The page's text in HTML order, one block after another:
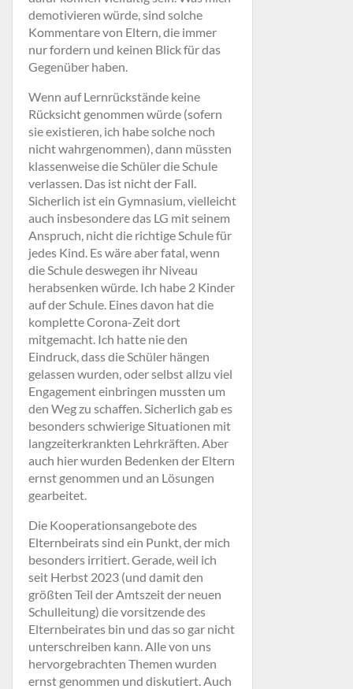
demotivieren würde, sind solche
Kommentare von Eltern, die immer
nur fordern und keinen Blick für das
Gegenüber haben.
Wenn auf Lernrückstände keine
Rücksicht genommen würde (sofern
sie existieren, ich habe solche noch
nicht wahrgenommen), dann müssten
klassenweise die Schüler die Schule
verlassen. Das ist nicht der Fall.
Sicherlich ist ein Gymnasium, vielleicht
auch insbesondere das LG mit seinem
Anspruch, nicht die richtige Schule für
jedes Kind. Es wäre aber fatal, wenn
die Schule deswegen ihr Niveau
herabsenken würde. Ich habe 2 Kinder
auf der Schule. Eines davon hat die
komplette Corona-Zeit dort
mitgemacht. Ich hatte nie den
Eindruck, dass die Schüler hängen
gelassen wurden, oder selbst allzu viel
Engagement einbringen mussten um
den Weg zu schaffen. Sicherlich gab es
besonders schwierige Situationen mit
langzeiterkrankten Lehrkräften. Aber
auch hier wurden Bedenken der Eltern
ernst genommen und an Lösungen
gearbeitet.
Die Kooperationsangebote des
Elternbeirats sind ein Punkt, der mich
besonders irritiert. Gerade, weil ich
seit Herbst 2023 (und damit den
größten Teil der Amtszeit der neuen
Schulleitung) die vorsitzende des
Elternbeirates bin und das so gar nicht
unterschreiben kann. Alle von uns
hervorgebrachten Themen wurden
ernst genommen und diskutiert. Auch